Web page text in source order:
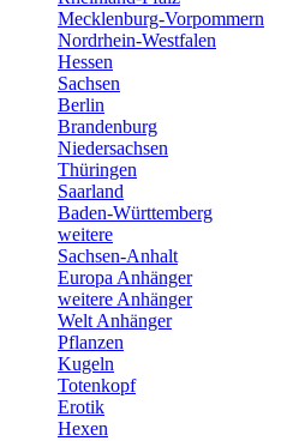
Mecklenburg-Vorpommern
Nordrhein-Westfalen
Hessen
Sachsen
Berlin
Brandenburg
Niedersachsen
Thüringen
Saarland
Baden-Württemberg
weitere
Sachsen-Anhalt
Europa Anhänger
weitere Anhänger
Welt Anhänger
Pflanzen
Kugeln
Totenkopf
Erotik
Hexen